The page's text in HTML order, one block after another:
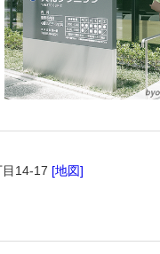
14-17 [地図]